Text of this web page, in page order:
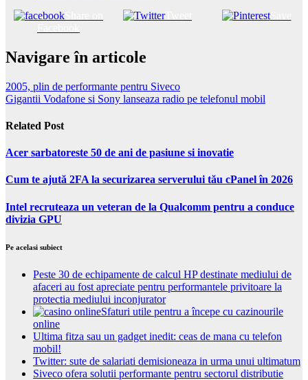
Tweet Save
Navigare în articole
2005, plin de performante pentru Siveco
Gigantii Vodafone si Sony lanseaza radio pe telefonul mobil
Related Post
Acer sarbatoreste 50 de ani de pasiune si inovatie
Cum te ajută 2FA la securizarea serverului tău cPanel în 2026
Intel recruteaza un veteran de la Qualcomm pentru a conduce
divizia GPU
Pe acelasi subiect
Peste 30 de echipamente de calcul HP destinate mediului de
afaceri au fost apreciate pentru performantele privitoare la
protectia mediului inconjurator
Sfaturi utile pentru a începe cu cazinourile
online
Ultima fitza sau un gadget inedit: ceas de mana cu telefon
mobil!
Twitter: sute de salariati demisioneaza in urma unui ultimatum
Siveco ofera solutii performante pentru sectorul distributie